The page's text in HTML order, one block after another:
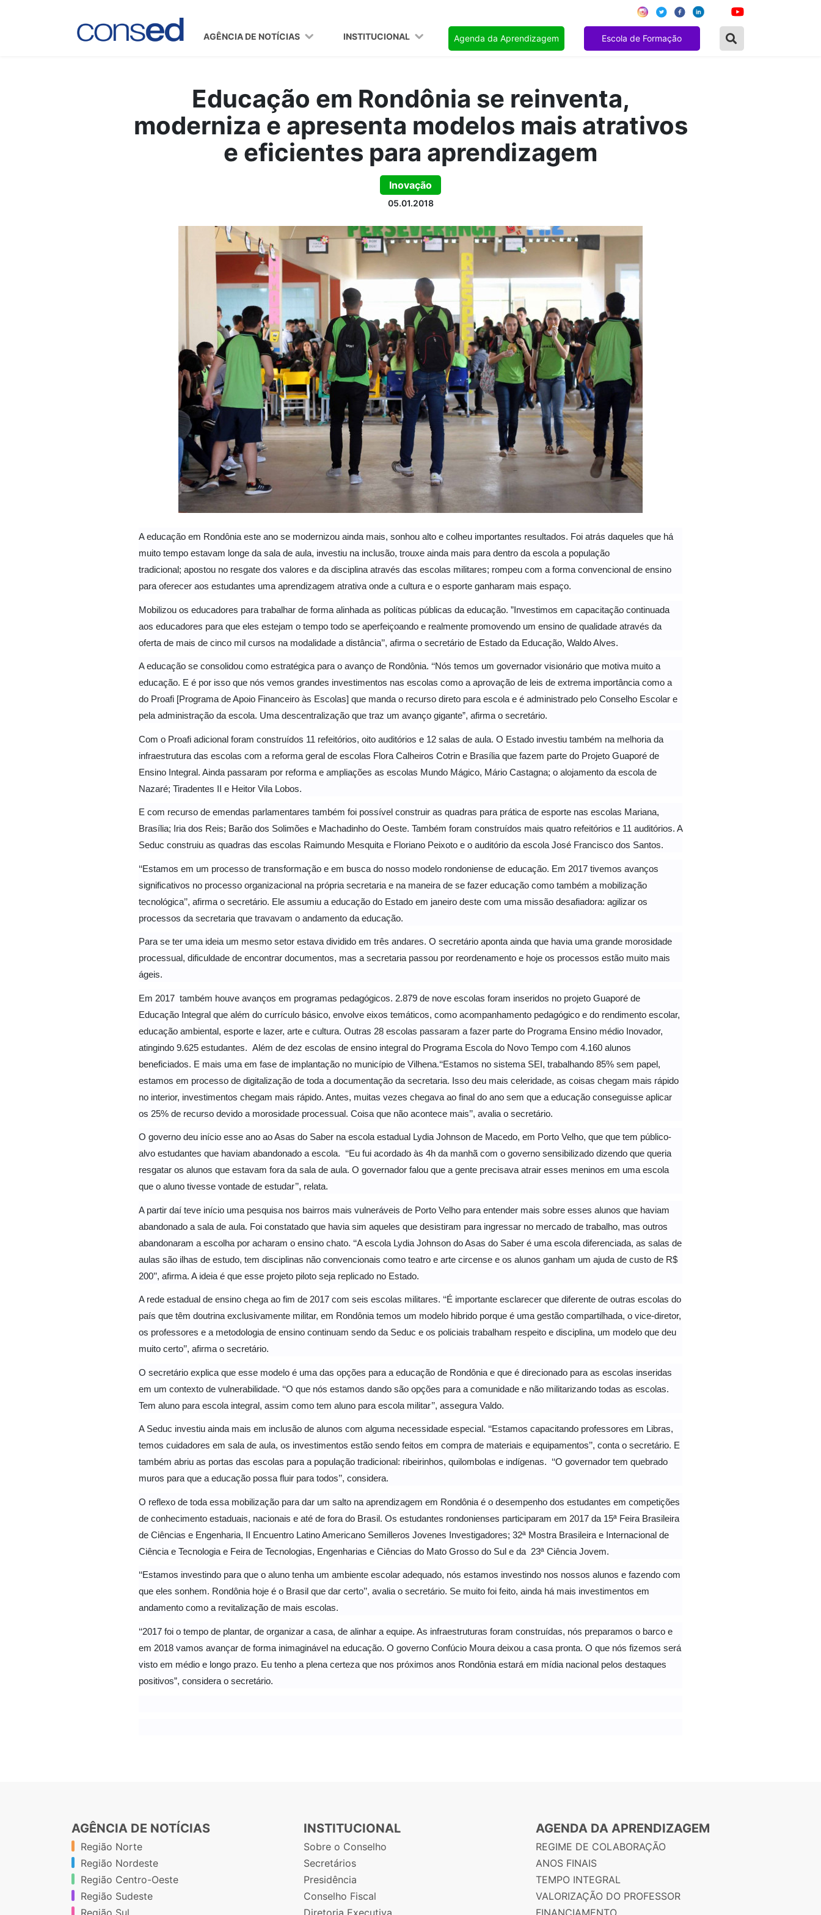
AGÊNCIA DE NOTÍCIAS INSTITUCIONAL Agenda da Aprendizagem Escola de Formação
Educação em Rondônia se reinventa,
moderniza e apresenta modelos mais atrativos
e eficientes para aprendizagem
Inovação
05.01.2018
A educação em Rondônia este ano se modernizou ainda mais, sonhou alto e colheu importantes resultados. Foi atrás daqueles que há
muito tempo estavam longe da sala de aula, investiu na inclusão, trouxe ainda mais para dentro da escola a população
tradicional; apostou no resgate dos valores e da disciplina através das escolas militares; rompeu com a forma convencional de ensino
para oferecer aos estudantes uma aprendizagem atrativa onde a cultura e o esporte ganharam mais espaço.
Mobilizou os educadores para trabalhar de forma alinhada as políticas públicas da educação. ”Investimos em capacitação continuada
aos educadores para que eles estejam o tempo todo se aperfeiçoando e realmente promovendo um ensino de qualidade através da
oferta de mais de cinco mil cursos na modalidade a distância’’, afirma o secretário de Estado da Educação, Waldo Alves.
A educação se consolidou como estratégica para o avanço de Rondônia. ‘‘Nós temos um governador visionário que motiva muito a
educação. E é por isso que nós vemos grandes investimentos nas escolas como a aprovação de leis de extrema importância como a
do Proafi [Programa de Apoio Financeiro às Escolas] que manda o recurso direto para escola e é administrado pelo Conselho Escolar e
pela administração da escola. Uma descentralização que traz um avanço gigante”, afirma o secretário.
Com o Proafi adicional foram construídos 11 refeitórios, oito auditórios e 12 salas de aula. O Estado investiu também na melhoria da
infraestrutura das escolas com a reforma geral de escolas Flora Calheiros Cotrin e Brasília que fazem parte do Projeto Guaporé de
Ensino Integral. Ainda passaram por reforma e ampliações as escolas Mundo Mágico, Mário Castagna; o alojamento da escola de
Nazaré; Tiradentes II e Heitor Vila Lobos.
E com recurso de emendas parlamentares também foi possível construir as quadras para prática de esporte nas escolas Mariana,
Brasília; Iria dos Reis; Barão dos Solimões e Machadinho do Oeste. Também foram construídos mais quatro refeitórios e 11 auditórios. A
Seduc construiu as quadras das escolas Raimundo Mesquita e Floriano Peixoto e o auditório da escola José Francisco dos Santos.
‘‘Estamos em um processo de transformação e em busca do nosso modelo rondoniense de educação. Em 2017 tivemos avanços
significativos no processo organizacional na própria secretaria e na maneira de se fazer educação como também a mobilização
tecnológica’’, afirma o secretário. Ele assumiu a educação do Estado em janeiro deste com uma missão desafiadora: agilizar os
processos da secretaria que travavam o andamento da educação.
Para se ter uma ideia um mesmo setor estava dividido em três andares. O secretário aponta ainda que havia uma grande morosidade
processual, dificuldade de encontrar documentos, mas a secretaria passou por reordenamento e hoje os processos estão muito mais
ágeis.
Em 2017 também houve avanços em programas pedagógicos. 2.879 de nove escolas foram inseridos no projeto Guaporé de
Educação Integral que além do currículo básico, envolve eixos temáticos, como acompanhamento pedagógico e do rendimento escolar,
educação ambiental, esporte e lazer, arte e cultura. Outras 28 escolas passaram a fazer parte do Programa Ensino médio Inovador,
atingindo 9.625 estudantes. Além de dez escolas de ensino integral do Programa Escola do Novo Tempo com 4.160 alunos
beneficiados. E mais uma em fase de implantação no município de Vilhena.‘‘Estamos no sistema SEI, trabalhando 85% sem papel,
estamos em processo de digitalização de toda a documentação da secretaria. Isso deu mais celeridade, as coisas chegam mais rápido
no interior, investimentos chegam mais rápido. Antes, muitas vezes chegava ao final do ano sem que a educação conseguisse aplicar
os 25% de recurso devido a morosidade processual. Coisa que não acontece mais’’, avalia o secretário.
O governo deu início esse ano ao Asas do Saber na escola estadual Lydia Johnson de Macedo, em Porto Velho, que que tem público-
alvo estudantes que haviam abandonado a escola. ‘‘Eu fui acordado às 4h da manhã com o governo sensibilizado dizendo que queria
resgatar os alunos que estavam fora da sala de aula. O governador falou que a gente precisava atrair esses meninos em uma escola
que o aluno tivesse vontade de estudar’’, relata.
A partir daí teve início uma pesquisa nos bairros mais vulneráveis de Porto Velho para entender mais sobre esses alunos que haviam
abandonado a sala de aula. Foi constatado que havia sim aqueles que desistiram para ingressar no mercado de trabalho, mas outros
abandonaram a escolha por acharam o ensino chato. ‘‘A escola Lydia Johnson do Asas do Saber é uma escola diferenciada, as salas de
aulas são ilhas de estudo, tem disciplinas não convencionais como teatro e arte circense e os alunos ganham um ajuda de custo de R$
200’’, afirma. A ideia é que esse projeto piloto seja replicado no Estado.
A rede estadual de ensino chega ao fim de 2017 com seis escolas militares. ‘‘É importante esclarecer que diferente de outras escolas do
país que têm doutrina exclusivamente militar, em Rondônia temos um modelo hibrido porque é uma gestão compartilhada, o vice-diretor,
os professores e a metodologia de ensino continuam sendo da Seduc e os policiais trabalham respeito e disciplina, um modelo que deu
muito certo’’, afirma o secretário.
O secretário explica que esse modelo é uma das opções para a educação de Rondônia e que é direcionado para as escolas inseridas
em um contexto de vulnerabilidade. ‘‘O que nós estamos dando são opções para a comunidade e não militarizando todas as escolas.
Tem aluno para escola integral, assim como tem aluno para escola militar’’, assegura Valdo.
A Seduc investiu ainda mais em inclusão de alunos com alguma necessidade especial. ‘‘Estamos capacitando professores em Libras,
temos cuidadores em sala de aula, os investimentos estão sendo feitos em compra de materiais e equipamentos’’, conta o secretário. E
também abriu as portas das escolas para a população tradicional: ribeirinhos, quilombolas e indígenas. ‘‘O governador tem quebrado
muros para que a educação possa fluir para todos’’, considera.
O reflexo de toda essa mobilização para dar um salto na aprendizagem em Rondônia é o desempenho dos estudantes em competições
de conhecimento estaduais, nacionais e até de fora do Brasil. Os estudantes rondonienses participaram em 2017 da 15ª Feira Brasileira
de Ciências e Engenharia, II Encuentro Latino Americano Semilleros Jovenes Investigadores; 32ª Mostra Brasileira e Internacional de
Ciência e Tecnologia e Feira de Tecnologias, Engenharias e Ciências do Mato Grosso do Sul e da 23ª Ciência Jovem.
‘‘Estamos investindo para que o aluno tenha um ambiente escolar adequado, nós estamos investindo nos nossos alunos e fazendo com
que eles sonhem. Rondônia hoje é o Brasil que dar certo’’, avalia o secretário. Se muito foi feito, ainda há mais investimentos em
andamento como a revitalização de mais escolas.
‘‘2017 foi o tempo de plantar, de organizar a casa, de alinhar a equipe. As infraestruturas foram construídas, nós preparamos o barco e
em 2018 vamos avançar de forma inimaginável na educação. O governo Confúcio Moura deixou a casa pronta. O que nós fizemos será
visto em médio e longo prazo. Eu tenho a plena certeza que nos próximos anos Rondônia estará em mídia nacional pelos destaques
positivos”, considera o secretário.
AGÊNCIA DE NOTÍCIAS
Região Norte
Região Nordeste
Região Centro-Oeste
Região Sudeste
Região Sul
INSTITUCIONAL
Sobre o Conselho
Secretários
Presidência
Conselho Fiscal
Diretoria Executiva
AGENDA DA APRENDIZAGEM
REGIME DE COLABORAÇÃO
ANOS FINAIS
TEMPO INTEGRAL
VALORIZAÇÃO DO PROFESSOR
FINANCIAMENTO